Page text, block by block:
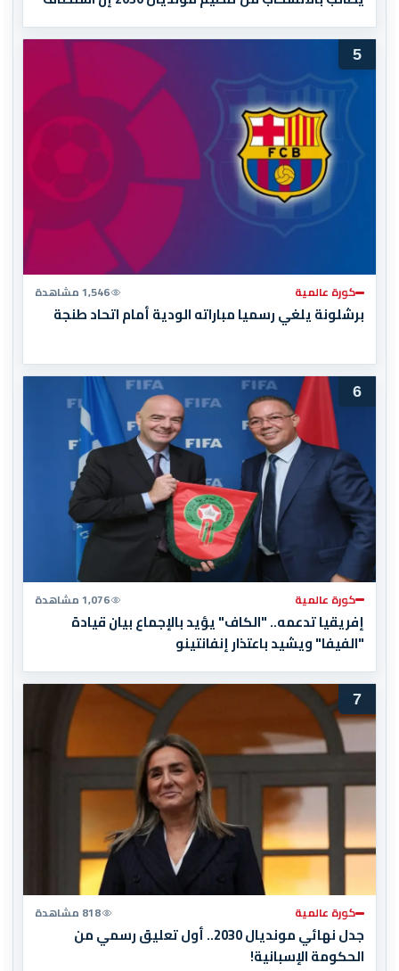
المغرب المباراة النهائية!
5
كورة عالمية 1,546 مشاهدة
برشلونة يلغي رسميا مباراته الودية أمام اتحاد طنجة
6
كورة عالمية 1,076 مشاهدة
إفريقيا تدعمه.. "الكاف" يؤيد بالإجماع بيان قيادة
"الفيفا" ويشيد باعتذار إنفانتينو
7
كورة عالمية 818 مشاهدة
جدل نهائي مونديال 2030.. أول تعليق رسمي من
الحكومة الإسبانية!